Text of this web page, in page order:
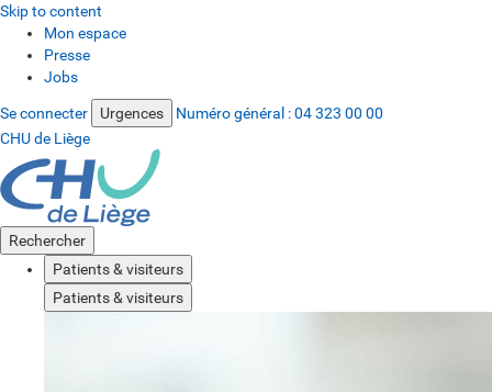
Skip to content
Mon espace
Presse
Jobs
Se connecter Urgences Numéro général :04 323 00 00
CHU de Liège
Rechercher
Patients & visiteurs
Patients & visiteurs